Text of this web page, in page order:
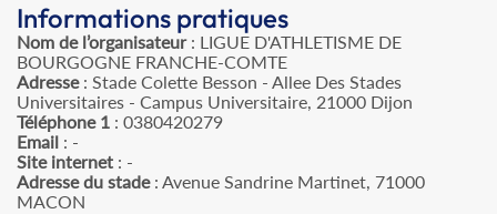
Informations pratiques
Nom de l’organisateur: LIGUE D'ATHLETISME DE
BOURGOGNE FRANCHE-COMTE
Adresse: Stade Colette Besson - Allee Des Stades
Universitaires - Campus Universitaire, 21000 Dijon
Téléphone 1 : 0380420279
Email : -
Site internet : -
Adresse du stade: Avenue Sandrine Martinet, 71000
MACON